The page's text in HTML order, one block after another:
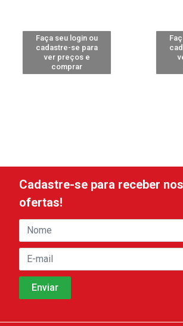
Faça seu login ou
cadastre-se para
ver preços e
comprar
Cadastre-se para receber
ofertas!